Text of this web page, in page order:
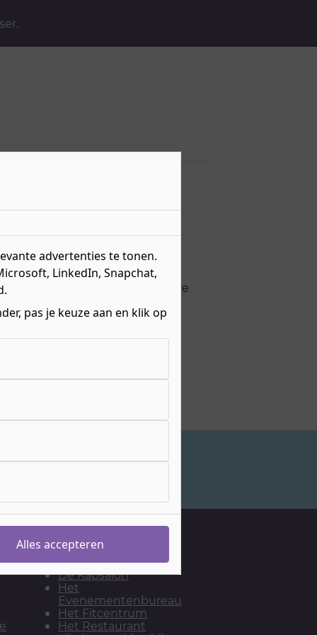
facilitaire
we voegen regelmatig nieuwe
Onze leerwerkbedrijven
De Bakkerij
De Kapsalon
Het
Evenementenbureau
Het Fitcentrum
Het Restaurant
advertenties te tonen.
LinkedIn, Snapchat,
pas je keuze aan en klik op
Alles accepteren